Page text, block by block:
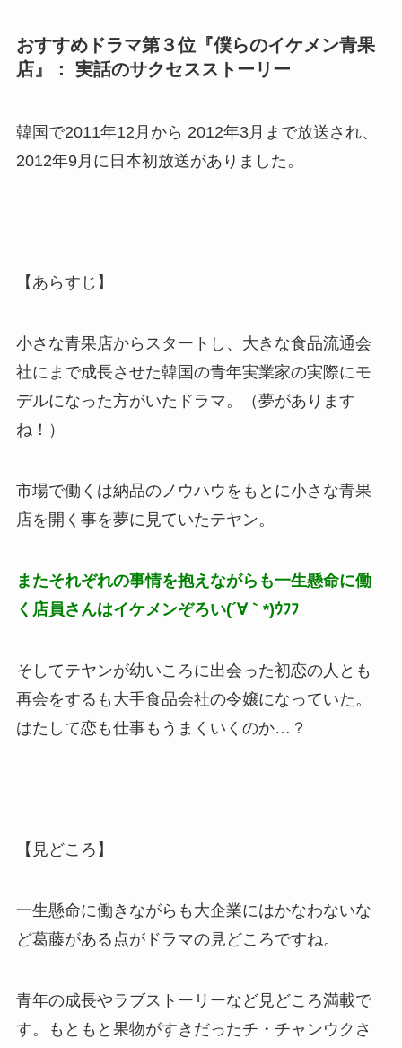
おすすめドラマ第３位『僕らのイケメン青果
店』： 実話のサクセスストーリー
韓国で2011年12月から 2012年3月まで放送され、
2012年9月に日本初放送がありました。
【あらすじ】
小さな青果店からスタートし、大きな食品流通会
社にまで成長させた韓国の青年実業家の実際にモ
デルになった方がいたドラマ。（夢があります
ね！）
市場で働くは納品のノウハウをもとに小さな青果
店を開く事を夢に見ていたテヤン。
またそれぞれの事情を抱えながらも一生懸命に働
く店員さんはイケメンぞろい(´∀｀*)ｳﾌﾌ
そしてテヤンが幼いころに出会った初恋の人とも
再会をするも大手食品会社の令嬢になっていた。
はたして恋も仕事もうまくいくのか…？
【見どころ】
一生懸命に働きながらも大企業にはかなわないな
ど葛藤がある点がドラマの見どころですね。
青年の成長やラブストーリーなど見どころ満載で
す。もともと果物がすきだったチ・チャンウクさ